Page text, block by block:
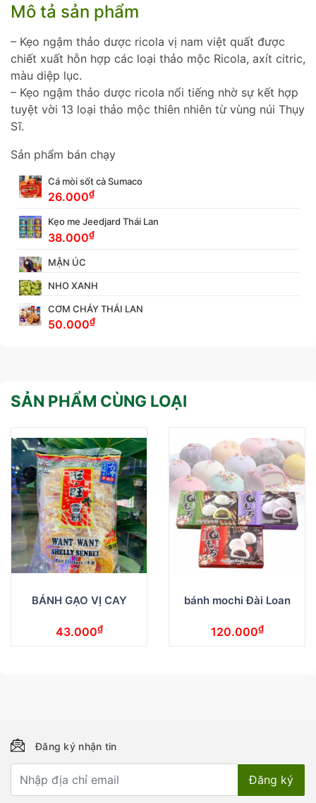
Mô tả sản phẩm
– Kẹo ngậm thảo dược ricola vị nam việt quất được
chiết xuất hỗn hợp các loại thảo mộc Ricola, axít citric,
màu diệp lục.
– Kẹo ngậm thảo dược ricola nổi tiếng nhờ sự kết hợp
tuyệt vời 13 loại thảo mộc thiên nhiên từ vùng núi Thụy
Sĩ.
Sản phẩm bán chạy
Cá mòi sốt cà Sumaco
26.000₫
Kẹo me Jeedjard Thái Lan
38.000₫
MẬN ÚC
NHO XANH
CƠM CHÁY THÁI LAN
50.000₫
SẢN PHẨM CÙNG LOẠI
BÁNH GẠO VỊ CAY
43.000₫
bánh mochi Đài Loan
120.000₫
Đăng ký nhận tin